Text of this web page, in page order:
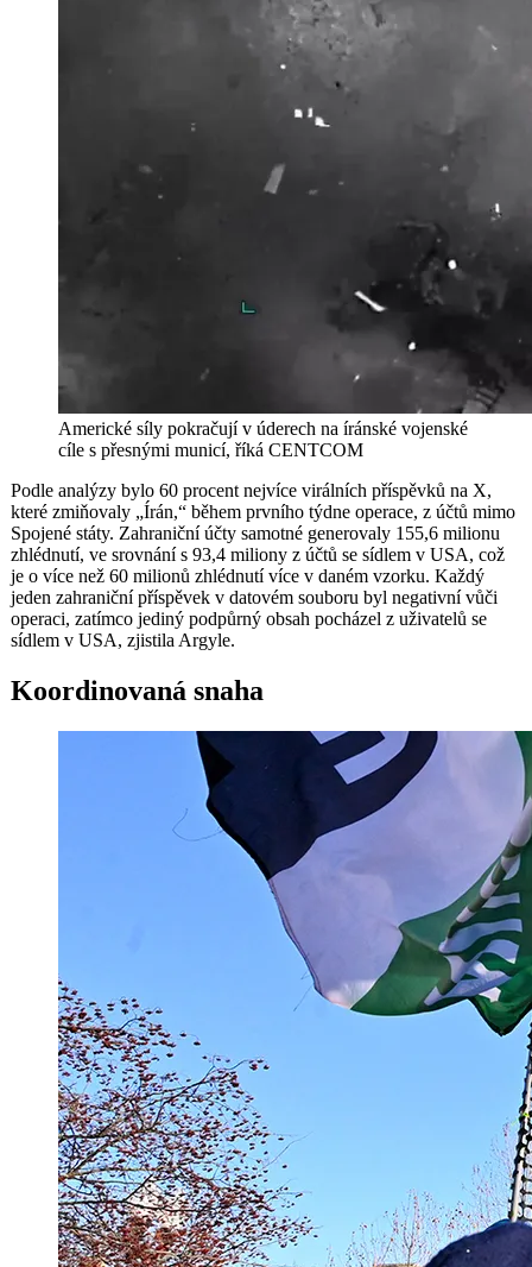
Americké síly pokračují v úderech na íránské vojenské
cíle s přesnými municí, říká CENTCOM
Podle analýzy bylo 60 procent nejvíce virálních příspěvků na X,
které zmiňovaly „Írán,“ během prvního týdne operace, z účtů mimo
Spojené státy. Zahraniční účty samotné generovaly 155,6 milionu
zhlédnutí, ve srovnání s 93,4 miliony z účtů se sídlem v USA, což
je o více než 60 milionů zhlédnutí více v daném vzorku. Každý
jeden zahraniční příspěvek v datovém souboru byl negativní vůči
operaci, zatímco jediný podpůrný obsah pocházel z uživatelů se
sídlem v USA, zjistila Argyle.
Koordinovaná snaha